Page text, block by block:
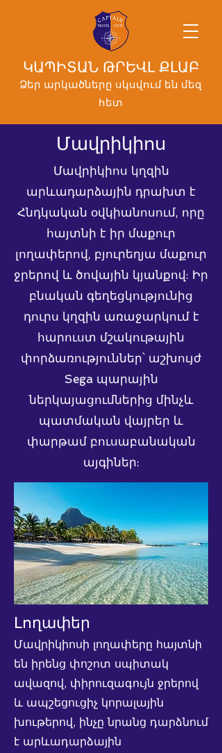
ԿԱՊԻՏԱՆ ԹՐԵՎԼ ՔԼԱԲ
Ձեր արկածները սկսվում են մեզ
հետ
Մավրիկիոս
Մավրիկիոս կղզին
արևադարձային դրախտ է
Հնդկական օվկիանոսում, որը
հայտնի է իր մաքուր
լողափերով, բյուրեղյա մաքուր
ջրերով և ծովային կյանքով: Իր
բնական գեղեցկությունից
դուրս կղզին առաջարկում է
հարուստ մշակութային
փորձառություններ՝ աշխույժ
Sega պարային
ներկայացումներից մինչև
պատմական վայրեր և
փարթամ բուսաբանական
այգիներ:
Լողափեր
Մավրիկիոսի լողափերը հայտնի
են իրենց փոշոտ սպիտակ
ավազով, փիրուզագույն ջրերով
և ապշեցուցիչ կորալային
խութերով, ինչը նրանց դարձնում
է արևադարձային